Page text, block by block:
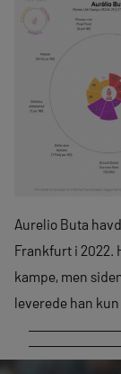
Aurelio Buta
Frankfurt i 2022.
kampe, men
leverede han